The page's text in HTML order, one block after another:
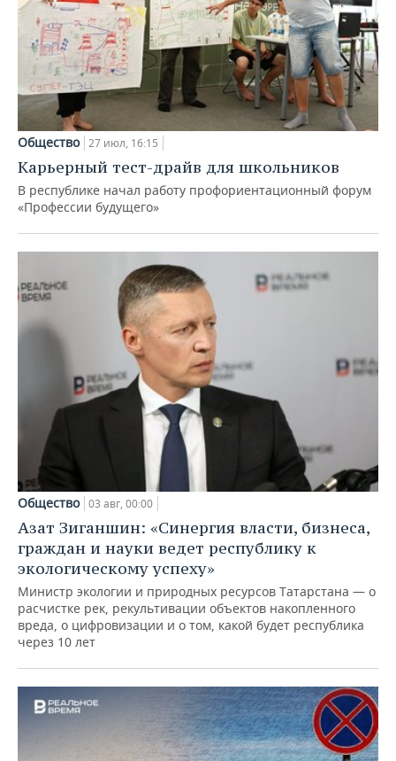
Общество 27 июл, 16:15
Карьерный тест-драйв для школьников
В республике начал работу профориентационный форум
«Профессии будущего»
Общество 03 авг, 00:00
Азат Зиганшин: «Синергия власти, бизнеса,
граждан и науки ведет республику к
экологическому успеху»
Министр экологии и природных ресурсов Татарстана — о
расчистке рек, рекультивации объектов накопленного
вреда, о цифровизации и о том, какой будет республика
через 10 лет